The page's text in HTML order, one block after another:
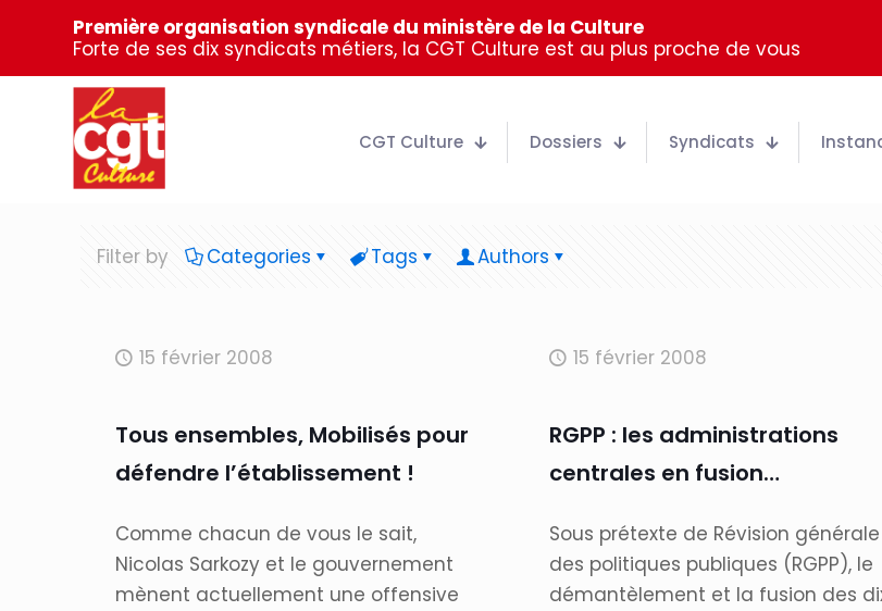
Première organisation syndicale du ministère de la Culture
Forte de ses dix syndicats métiers, la CGT Culture est au plus proche de vous
CGT Culture Dossiers Syndicats
Filter by Categories Tags Authors
15 février 2008
Tous ensembles, Mobilisés pour
défendre l’établissement !
Comme chacun de vous le sait,
Nicolas Sarkozy et le gouvernement
mènent actuellement une offensive
15 février 2008
RGPP : les administrations
centrales en fusion…
Sous prétexte de Révision générale
des politiques publiques (RGPP), le
démantèlement et la fusion des